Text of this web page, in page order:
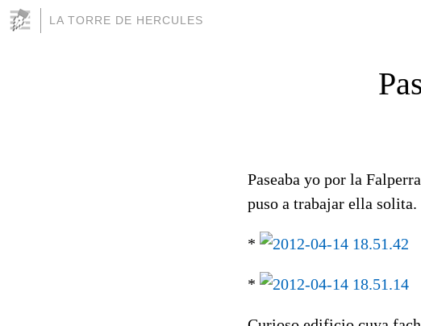
LA TORRE DE HERCULES
Paseaba yo por la
puso a trabajar ella solita.
*
*